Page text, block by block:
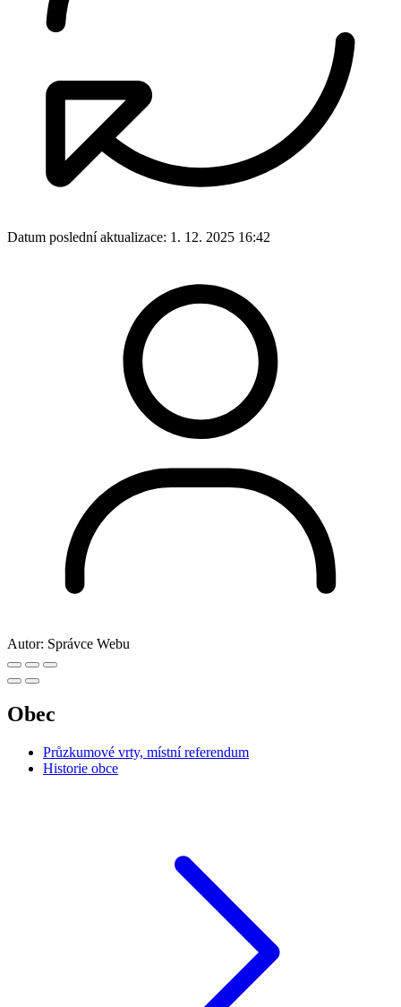
Datum poslední aktualizace: 1. 12. 2025 16:42
Autor: Správce Webu
Obec
Průzkumové vrty, místní referendum
Historie obce